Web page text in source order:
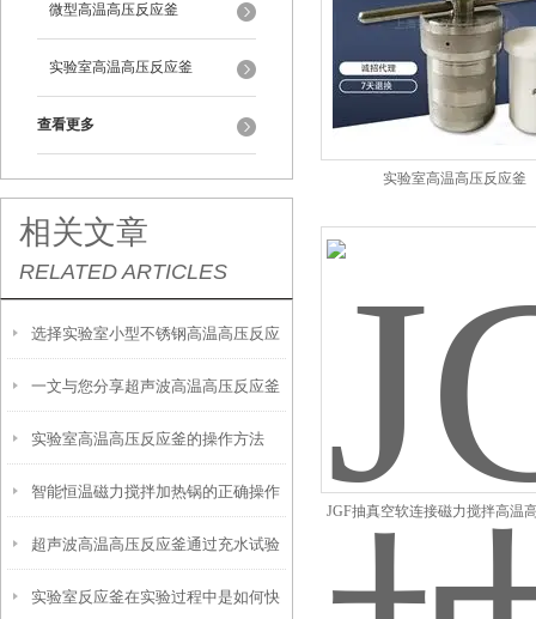
微型高温高压反应釜
实验室高温高压反应釜
查看更多
相关文章
RELATED ARTICLES
选择实验室小型不锈钢高温高压反应
釜时所需要注意的要点分享
一文与您分享超声波高温高压反应釜
的常见故障相应解决方法
实验室高温高压反应釜的操作方法
智能恒温磁力搅拌加热锅的正确操作
方法详细说明
超声波高温高压反应釜通过充水试验
检验是否合格
实验室反应釜在实验过程中是如何快
实验室高温高压反应釜
JGF抽真空软连接磁力搅拌高温